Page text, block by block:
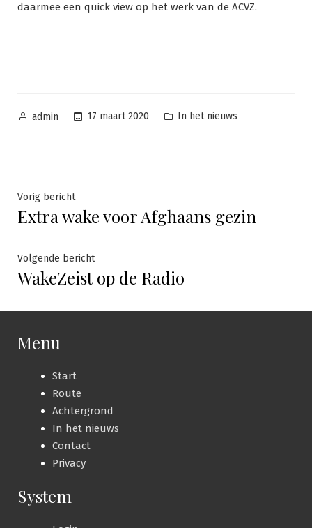
daarmee een quick view op het werk van de ACVZ.
Geplaatst
admin 17 maart 2020
Geplaatst
In het nieuws
Bericht
navigatie
Vorig berichtVorig
bericht:
Extra wake voor Afghaans gezin
Volgende berichtVolgende
bericht:
WakeZeist op de Radio
Menu
Start
Route
Achtergrond
In het nieuws
Contact
Privacy
System